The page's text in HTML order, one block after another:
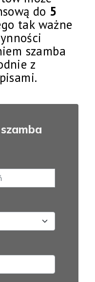
do 5
tak ważne
szamba
z